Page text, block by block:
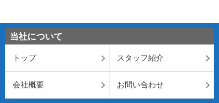
当社について
トップ スタッフ紹介
会社概要 お問い合わせ